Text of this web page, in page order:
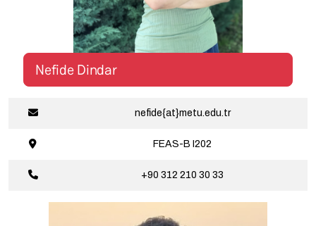
Nefide Dindar
nefide{at}metu.edu.tr
FEAS-B I202
+90 312 210 30 33